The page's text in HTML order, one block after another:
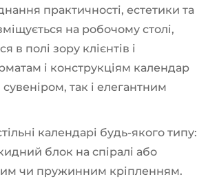
практичності, естетики та
на робочому столі,
полі зору клієнтів і
і конструкціям календар
так і елегантним
календарі будь-якого типу:
блок на спіралі або
чи пружинним кріпленням.